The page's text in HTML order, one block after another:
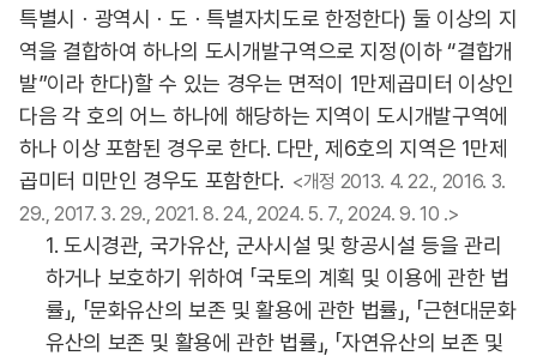
특별시ㆍ광역시ㆍ도ㆍ특별자치도로 한정한다) 둘 이상의 지
역을 결합하여 하나의 도시개발구역으로 지정(이하 “결합개
발”이라 한다)할 수 있는 경우는 면적이 1만제곱미터 이상인
다음 각 호의 어느 하나에 해당하는 지역이 도시개발구역에
하나 이상 포함된 경우로 한다. 다만, 제6호의 지역은 1만제
곱미터 미만인 경우도 포함한다. <개정 2013. 4. 22., 2016. 3.
29., 2017. 3. 29., 2021. 8. 24., 2024. 5. 7., 2024. 9. 10 .>
1. 도시경관, 국가유산, 군사시설 및 항공시설 등을 관리
하거나 보호하기 위하여 「국토의 계획 및 이용에 관한 법
률」, 「문화유산의 보존 및 활용에 관한 법률」, 「근현대문화
유산의 보존 및 활용에 관한 법률」, 「자연유산의 보존 및